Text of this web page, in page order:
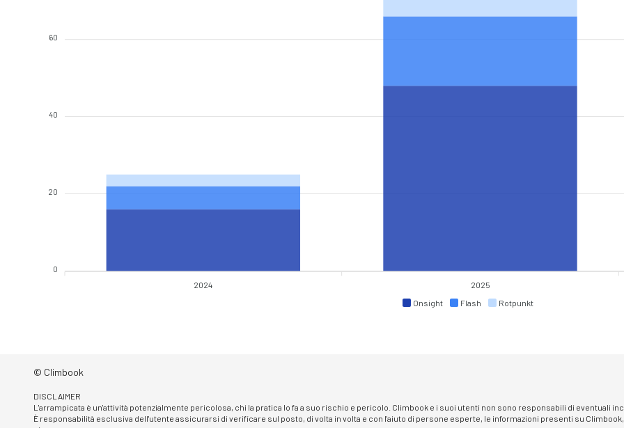
Onsight Flash Rotpunkt
60
40
20
0
2024 2025
© Climbook
DISCLAIMER
L'arrampicata è un'attività potenzialmente pericolosa, chi la pratica lo fa a suo rischio e pericolo. Climbook e i suoi utenti non sono responsabili di eventuali
È responsabilità esclusiva dell'utente assicurarsi di verificare sul posto, di volta in volta e con l'aiuto di persone esperte, le informazioni presenti su